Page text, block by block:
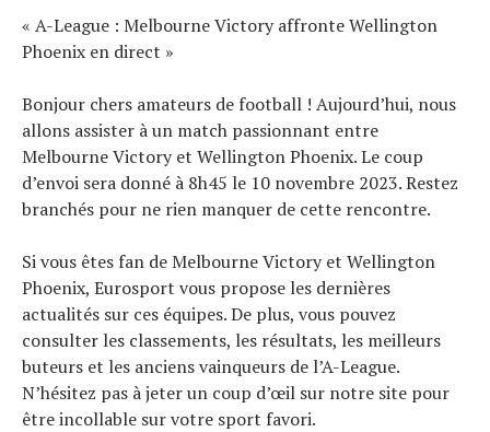
« A-League : Melbourne Victory affronte Wellington
Phoenix en direct »
Bonjour chers amateurs de football ! Aujourd’hui, nous
allons assister à un match passionnant entre
Melbourne Victory et Wellington Phoenix. Le coup
d’envoi sera donné à 8h45 le 10 novembre 2023. Restez
branchés pour ne rien manquer de cette rencontre.
Si vous êtes fan de Melbourne Victory et Wellington
Phoenix, Eurosport vous propose les dernières
actualités sur ces équipes. De plus, vous pouvez
consulter les classements, les résultats, les meilleurs
buteurs et les anciens vainqueurs de l’A-League.
N’hésitez pas à jeter un coup d’œil sur notre site pour
être incollable sur votre sport favori.